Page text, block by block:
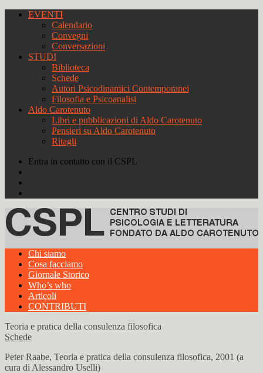
EVENTI
Calendario
Convegni
Conversazioni
STUDI
Biblioteca
Schede
Autori Psicodinamici Contemporanei
Filosofia e Psicoanalisi
Aldo Carotenuto
Libri e pubblicazioni di Aldo Carotenuto
Pensieri su Aldo Carotenuto
Ritagli
Entra in contatto con il CSPL
Chi siamo
Cosa facciamo
Giornale Storico
Who’s who
Articoli
CONTRIBUTI
Teoria e pratica della consulenza filosofica
Schede
Peter Raabe, Teoria e pratica della consulenza filosofica, 2001 (a
cura di Alessandro Uselli)